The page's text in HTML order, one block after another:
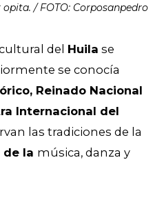
/ FOTO: Corposanpedro
del Huila se
se conocía
Reinado Nacional
Internacional del
las tradiciones de la
de la música, danza y